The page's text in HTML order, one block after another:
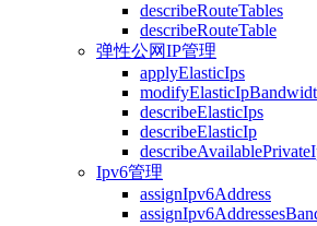
describeRouteTables
describeRouteTable
弹性公网IP管理
applyElasticIps
describeElasticIps
describeElasticIp
Ipv6管理
assignIpv6Address